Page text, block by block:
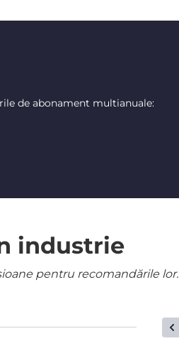
de abonament multianuale:
industrie
pentru recomandările lor.